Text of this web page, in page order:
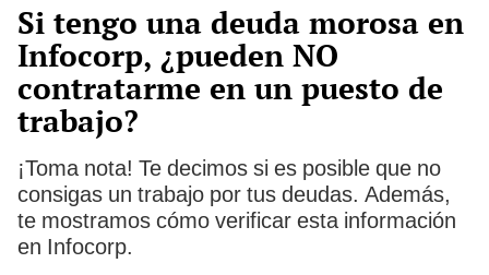
Si tengo una deuda morosa en
Infocorp, ¿pueden NO
contratarme en un puesto de
trabajo?
¡Toma nota! Te decimos si es posible que no
consigas un trabajo por tus deudas. Además,
te mostramos cómo verificar esta información
en Infocorp.